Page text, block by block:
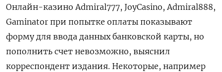
Онлайн-казино Admiral777, JoyCasino, Admiral888,
Gaminator при попытке оплаты показывают
форму для ввода данных банковской карты, но
пополнить счет невозможно, выяснил
корреспондент издания. Некоторые, например